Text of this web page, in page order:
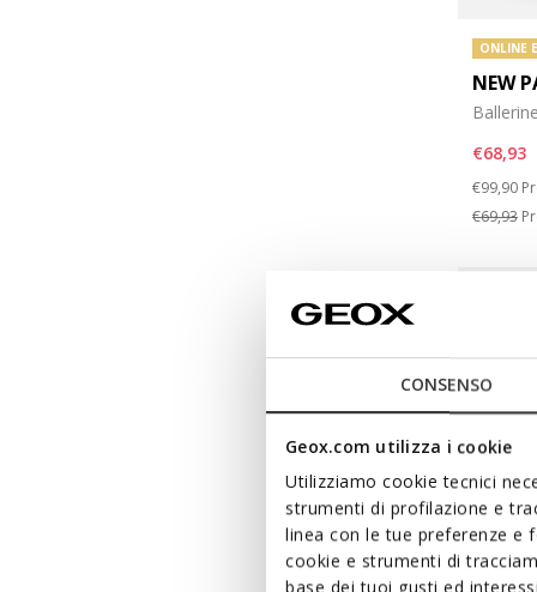
CONSENSO
Geox.com utilizza i cookie
Utilizziamo cookie tecnici
strumenti di profilazione e
linea con le tue preferenze e
cookie e strumenti di
base dei tuoi gusti ed
ONLINE
NEW
€68,93
Price
€99,90 to
€69,93